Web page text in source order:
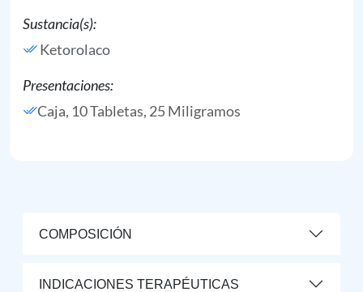
Sustancia(s):
Ketorolaco
Presentaciones:
Caja, 10 Tabletas, 25 Miligramos
COMPOSICIÓN
INDICACIONES TERAPÉUTICAS